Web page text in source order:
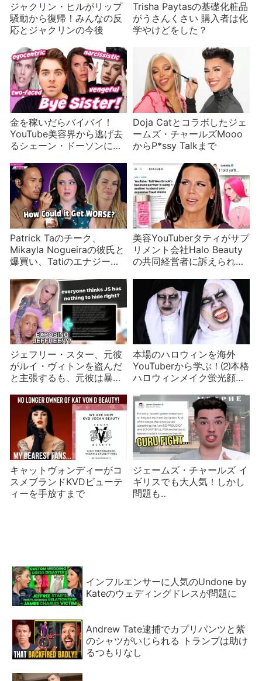
ジャクリン・ヒルがリップ
騒動から復帰！みんなの反
応とジャクリンの今後
Trisha Paytasの基礎化粧品
がうさんくさい 購入者は化
学やけどをした？
金を稼いだらバイバイ！
YouTube美容界から逃げ去
るシェーン・ドーソンに非
Doja Catとコラボしたジェ
ームズ・チャールズMooo
からP*ssy Talkまで
Patrick Taのチーク、
Mikayla Nogueiraの彼氏と
爆買い、Tatiのエナジード
ンサーニュース
美容YouTuberタティがサプ
リメント会社Halo Beauty
の共同経営者に訴えられ
ジェフリー・スター、元彼
がルイ・ヴィトンを盗んだ
と主張するも、元彼は暴露
本場のハロウィンを海外
YouTuberから学ぶ！⑵本格
ハロウィンメイク蛍光顔料
キャットヴォンディーがコ
スメブランドKVDビューテ
ィーを手放すまで
ジェームズ・チャールズ イ
ギリスでも大人気！しかし
問題も‥
インフルエンサーに人気のUndone by
Kateのウェディングドレスが問題に
Andrew Tate逮捕でカプリパンツと紫
のシャツがいじられる トランプは助け
るつもりなし